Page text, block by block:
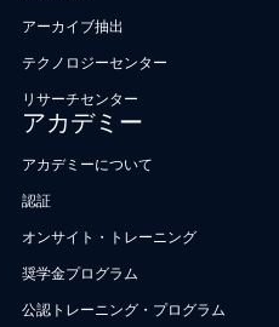
アーカイブ抽出
テクノロジーセンター
リサーチセンター
アカデミー
アカデミーについて
認証
オンサイト・トレーニング
奨学金プログラム
公認トレーニング・プログラム